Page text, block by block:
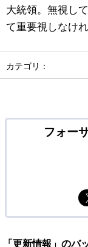
大統領。無視し
て重要視しなけ
カテゴリ：
フォー
「更新情報」のバ